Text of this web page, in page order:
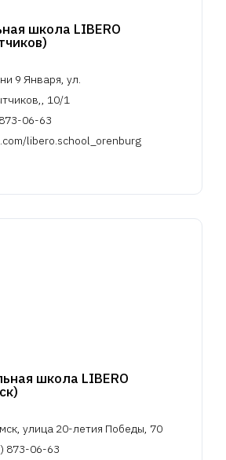
школа LIBERO
9 Января, ул.
10/1
06-63
libero.school_orenburg
школа LIBERO
улица 20-летия Победы, 70
873-06-63